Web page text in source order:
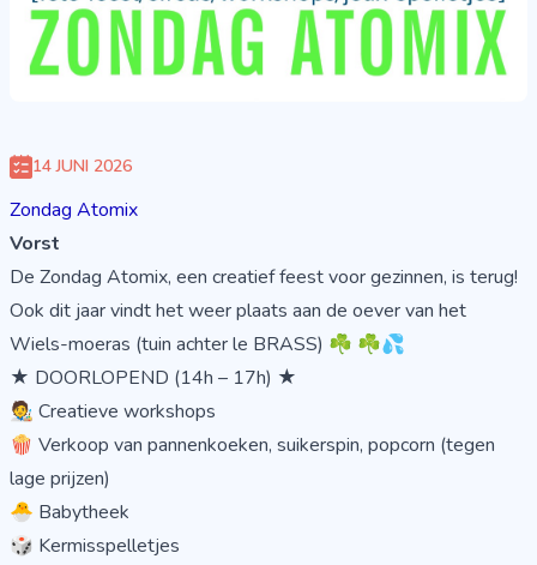
14 JUNI 2026
Zondag Atomix
Vorst
De Zondag Atomix, een creatief feest voor gezinnen, is terug!
Ook dit jaar vindt het weer plaats aan de oever van het
Wiels-moeras (tuin achter le BRASS) ☘️ ☘️💦
★ DOORLOPEND (14h – 17h) ★
🧑‍🎨 Creatieve workshops
🍿 Verkoop van pannenkoeken, suikerspin, popcorn (tegen
lage prijzen)
🐣 Babytheek
🎲 Kermisspelletjes